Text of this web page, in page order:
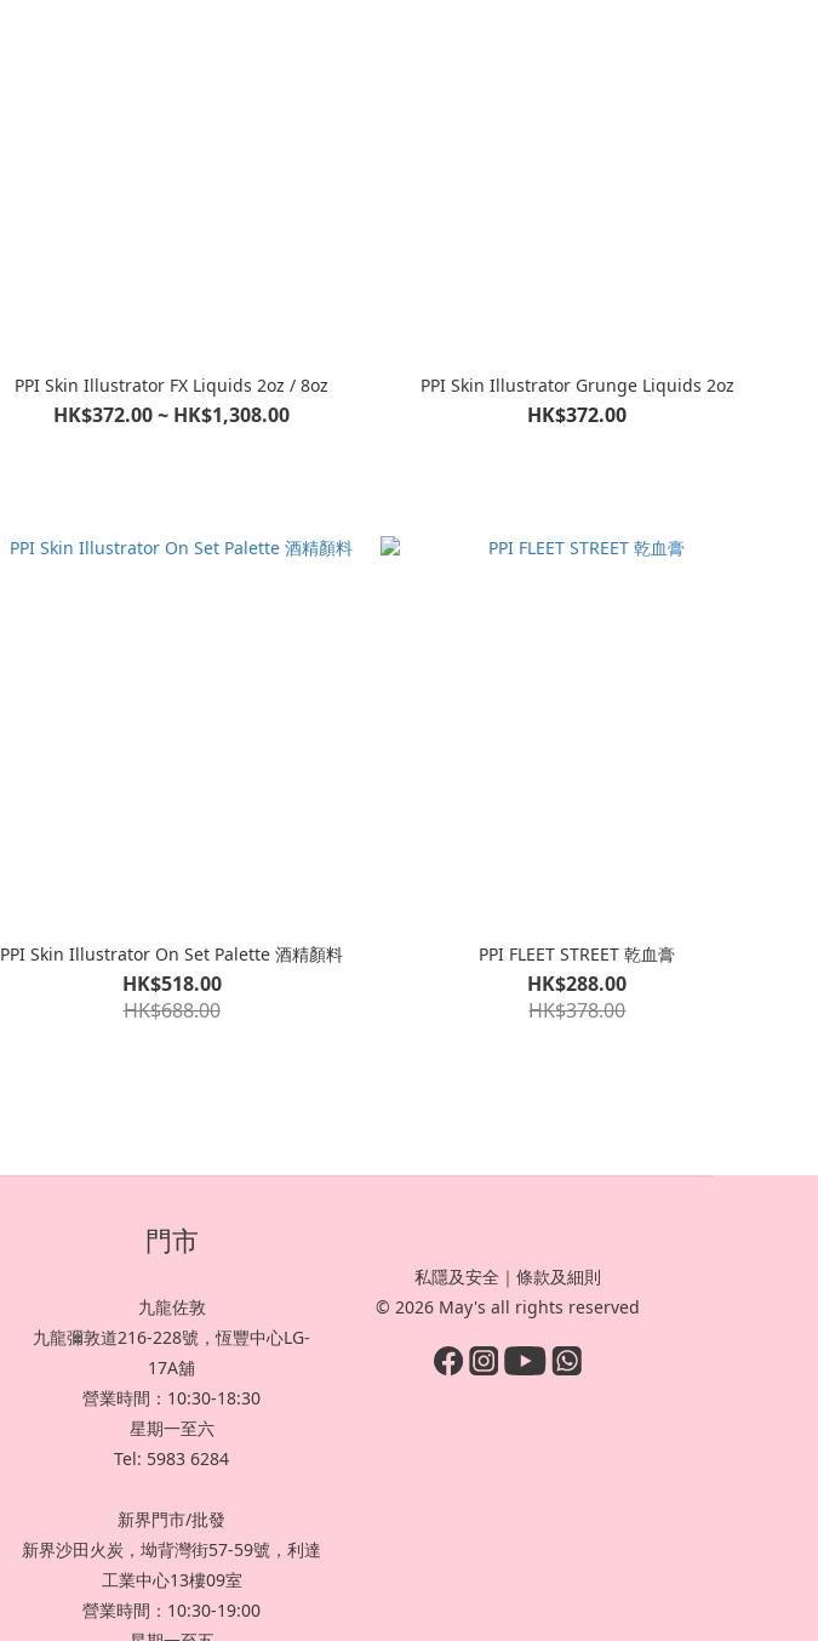
PPI Skin Illustrator FX Liquids 2oz / 8oz
HK$372.00 ~ HK$1,308.00
PPI Skin Illustrator Grunge Liquids 2oz
HK$372.00
PPI Skin Illustrator On Set Palette 酒精顏料
HK$518.00
HK$688.00
PPI FLEET STREET 乾血膏
HK$288.00
HK$378.00
門市
九龍佐敦
九龍彌敦道216-228號，恆豐中心LG-
17A舖
營業時間：10:30-18:30
星期一至六
Tel: 5983 6284
新界門市/批發
新界沙田火炭，坳背灣街57-59號，利達
工業中心13樓09室
營業時間：10:30-19:00
私隱及安全 ｜條款及細則
© 2026 May's all rights reserved